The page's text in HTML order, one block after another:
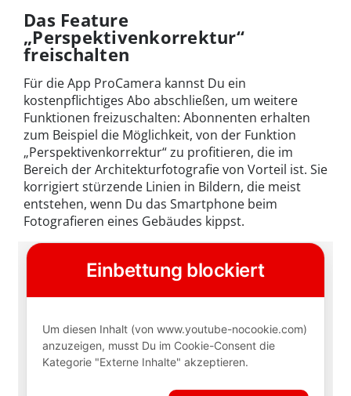
Das Feature
„Perspektivenkorrektur“
freischalten
Für die App ProCamera kannst Du ein
kostenpflichtiges Abo abschließen, um weitere
Funktionen freizuschalten: Abonnenten erhalten
zum Beispiel die Möglichkeit, von der Funktion
„Perspektivenkorrektur“ zu profitieren, die im
Bereich der Architekturfotografie von Vorteil ist. Sie
korrigiert stürzende Linien in Bildern, die meist
entstehen, wenn Du das Smartphone beim
Fotografieren eines Gebäudes kippst.